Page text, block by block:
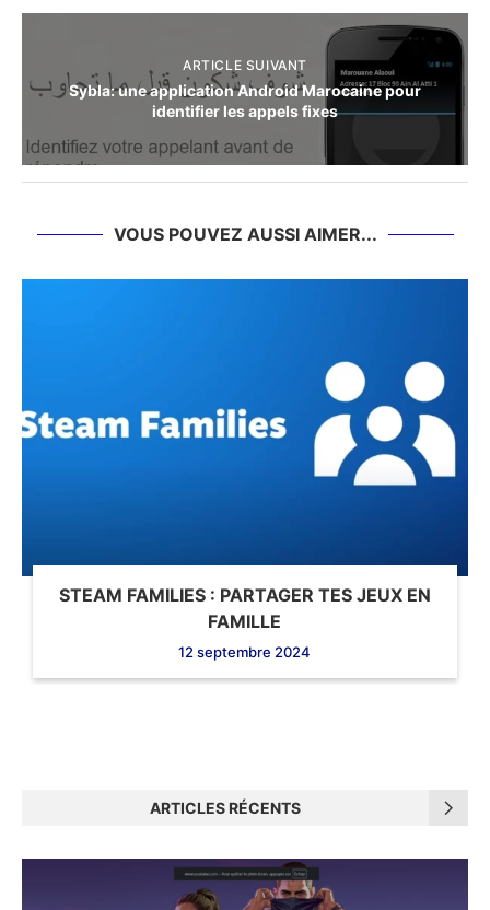
ARTICLE SUIVANT
Sybla: une application Android Marocaine pour
identifier les appels fixes
VOUS POUVEZ AUSSI AIMER...
STEAM FAMILIES : PARTAGER TES JEUX EN
FAMILLE
12 septembre 2024
ARTICLES RÉCENTS